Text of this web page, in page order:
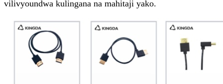
vilivyoundwa kulingana na mahitaji yako.